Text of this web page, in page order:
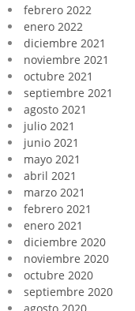
febrero 2022
enero 2022
diciembre 2021
noviembre 2021
octubre 2021
septiembre 2021
agosto 2021
julio 2021
junio 2021
mayo 2021
abril 2021
marzo 2021
febrero 2021
enero 2021
diciembre 2020
noviembre 2020
octubre 2020
septiembre 2020